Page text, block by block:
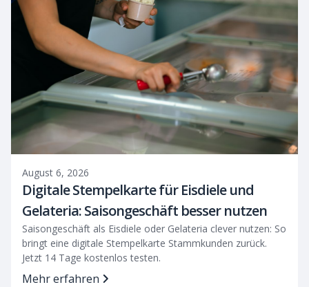
August 6, 2026
Digitale Stempelkarte für Eisdiele und
Gelateria: Saisongeschäft besser nutzen
Saisongeschäft als Eisdiele oder Gelateria clever nutzen: So
bringt eine digitale Stempelkarte Stammkunden zurück.
Jetzt 14 Tage kostenlos testen.
Mehr erfahren